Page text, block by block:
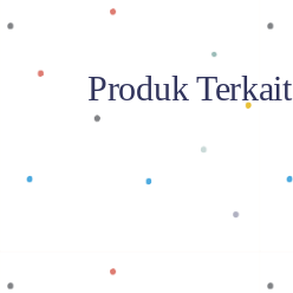
Produk Terkait